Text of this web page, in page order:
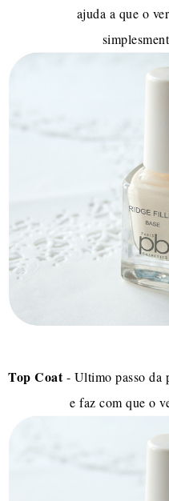
ajuda a que o
Top Coat- Ultimo passo da
e faz com que o